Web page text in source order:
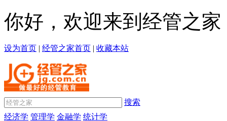
你好，欢迎来到经管之家
设为首页 | 经管之家首页 | 收藏本站
搜索
经济学 管理学 金融学 统计学